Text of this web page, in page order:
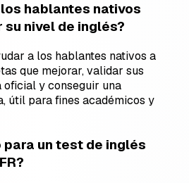
hablantes nativos
nivel de inglés?
a los hablantes nativos a
que mejorar, validar sus
y conseguir una
útil para fines académicos y
para un test de inglés